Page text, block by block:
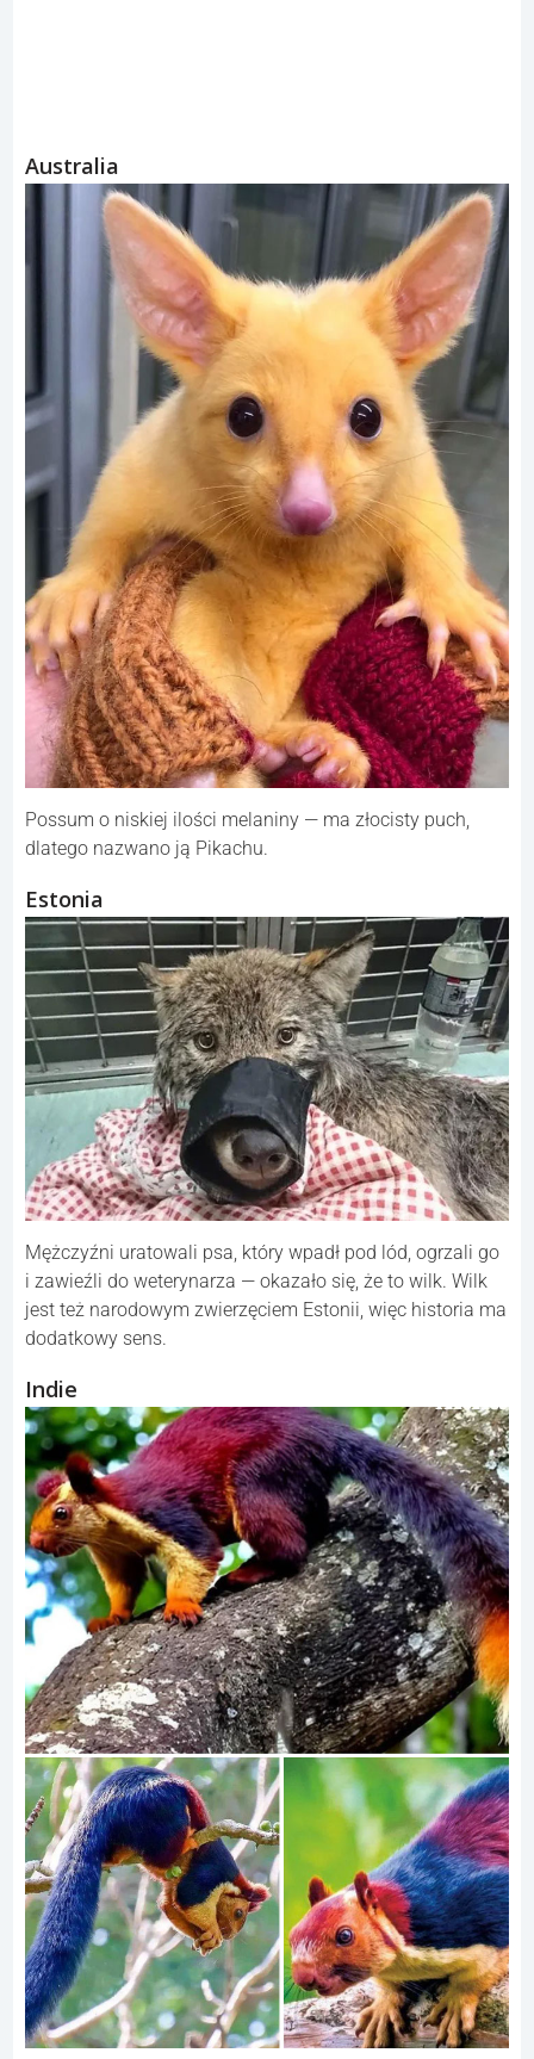
Australia
Possum o niskiej ilości melaniny — ma złocisty puch,
dlatego nazwano ją Pikachu.
Estonia
Mężczyźni uratowali psa, który wpadł pod lód, ogrzali go
i zawieźli do weterynarza — okazało się, że to wilk. Wilk
jest też narodowym zwierzęciem Estonii, więc historia ma
dodatkowy sens.
Indie